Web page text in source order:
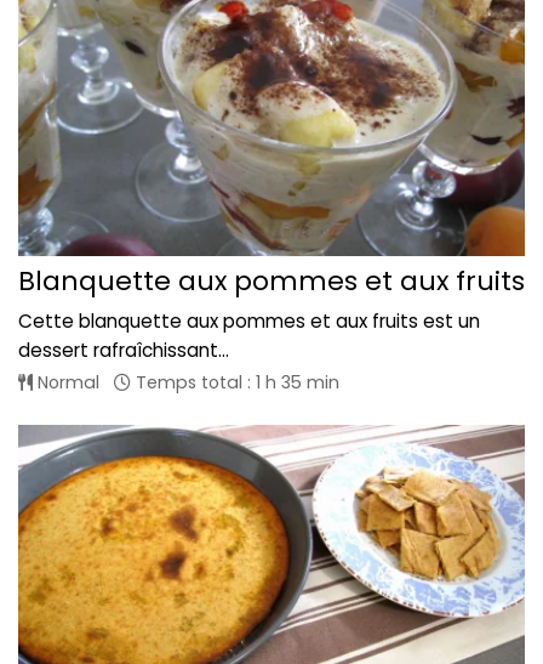
Blanquette aux pommes et aux fruits
Cette blanquette aux pommes et aux fruits est un
dessert rafraîchissant...
Normal Temps total : 1 h 35 min